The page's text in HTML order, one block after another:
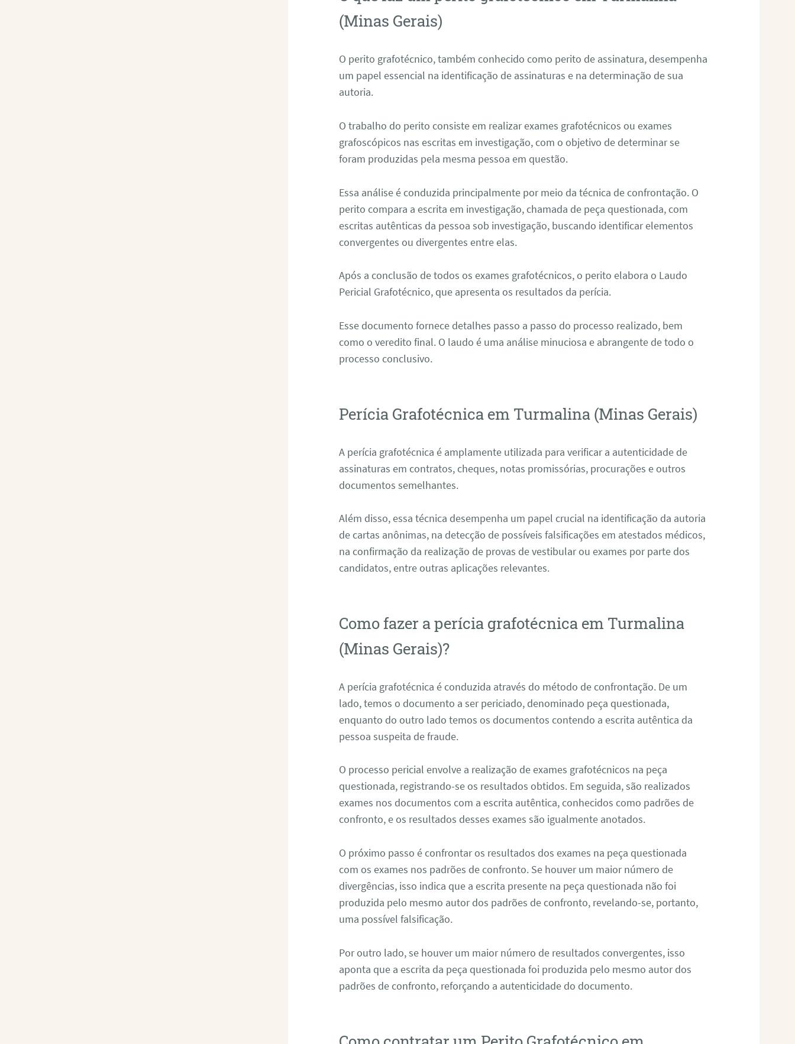
(Minas Gerais)
O perito grafotécnico, também conhecido como perito de assinatura, desempenha
um papel essencial na identificação de assinaturas e na determinação de sua
autoria.
O trabalho do perito consiste em realizar exames grafotécnicos ou exames
grafoscópicos nas escritas em investigação, com o objetivo de determinar se
foram produzidas pela mesma pessoa em questão.
Essa análise é conduzida principalmente por meio da técnica de confrontação. O
perito compara a escrita em investigação, chamada de peça questionada, com
escritas autênticas da pessoa sob investigação, buscando identificar elementos
convergentes ou divergentes entre elas.
Após a conclusão de todos os exames grafotécnicos, o perito elabora o Laudo
Pericial Grafotécnico, que apresenta os resultados da perícia.
Esse documento fornece detalhes passo a passo do processo realizado, bem
como o veredito final. O laudo é uma análise minuciosa e abrangente de todo o
processo conclusivo.
Perícia Grafotécnica em Turmalina (Minas Gerais)
A perícia grafotécnica é amplamente utilizada para verificar a autenticidade de
assinaturas em contratos, cheques, notas promissórias, procurações e outros
documentos semelhantes.
Além disso, essa técnica desempenha um papel crucial na identificação da autoria
de cartas anônimas, na detecção de possíveis falsificações em atestados médicos,
na confirmação da realização de provas de vestibular ou exames por parte dos
candidatos, entre outras aplicações relevantes.
Como fazer a perícia grafotécnica em Turmalina
(Minas Gerais)?
A perícia grafotécnica é conduzida através do método de confrontação. De um
lado, temos o documento a ser periciado, denominado peça questionada,
enquanto do outro lado temos os documentos contendo a escrita autêntica da
pessoa suspeita de fraude.
O processo pericial envolve a realização de exames grafotécnicos na peça
questionada, registrando-se os resultados obtidos. Em seguida, são realizados
exames nos documentos com a escrita autêntica, conhecidos como padrões de
confronto, e os resultados desses exames são igualmente anotados.
O próximo passo é confrontar os resultados dos exames na peça questionada
com os exames nos padrões de confronto. Se houver um maior número de
divergências, isso indica que a escrita presente na peça questionada não foi
produzida pelo mesmo autor dos padrões de confronto, revelando-se, portanto,
uma possível falsificação.
Por outro lado, se houver um maior número de resultados convergentes, isso
aponta que a escrita da peça questionada foi produzida pelo mesmo autor dos
padrões de confronto, reforçando a autenticidade do documento.